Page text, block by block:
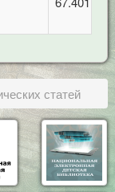
статей